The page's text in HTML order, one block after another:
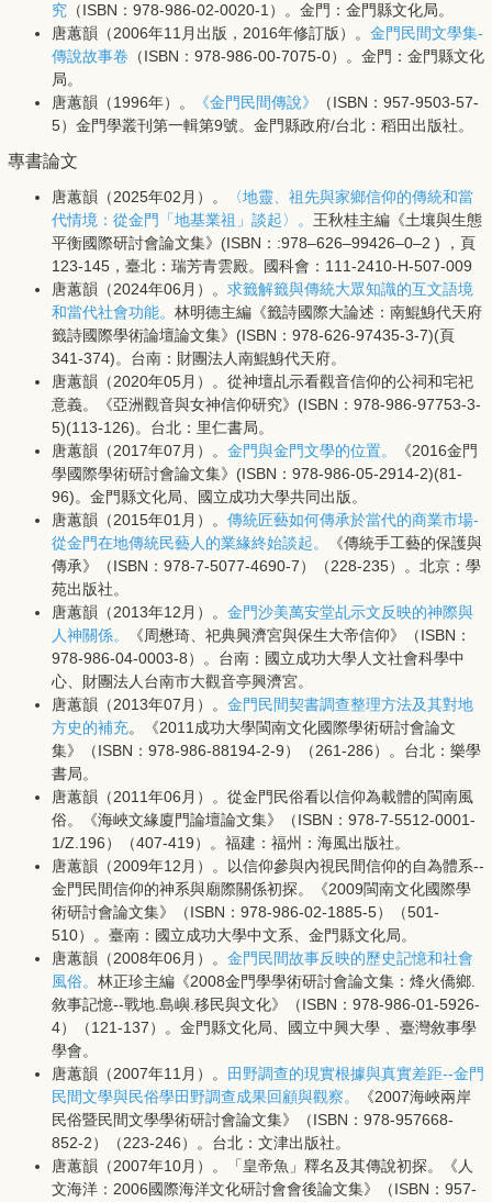
究 （ISBN：978-986-02-0020-1）。金門：金門縣文化局。
唐蕙韻（2006年11月出版，2016年修訂版）。 金門民間文學集-
傳說故事卷 （ISBN：978-986-00-7075-0）。金門：金門縣文化
局。
唐蕙韻（1996年）。
《金門民間傳說》
（ISBN：957-9503-57-
5）金門學叢刊第一輯第9號。金門縣政府/台北：稻田出版社。
專書論文
唐蕙韻（2025年02月）。
〈地靈、祖先與家鄉信仰的傳統和當
代情境：從金門「地基業祖」談起〉。 王秋桂主編《土壤與生態
平衡國際研討會論文集》(ISBN：:978–626–99426–0–2 ) ，頁
123-145，臺北：瑞芳青雲殿。國科會：111-2410-H-507-009
唐蕙韻（2024年06月）。 求籤解籤與傳統大眾知識的互文語境
和當代社會功能。 林明德主編 《籤詩國際大論述：南鯤鯓代天府
籤詩國際學術論壇論文集》(ISBN：978-626-97435-3-7)(頁
341-374)。台南：財團法人南鯤鯓代天府。
唐蕙韻（2020年05月）。從神壇乩示看觀音信仰的公祠和宅祀
意義。《亞洲觀音與女神信仰研究》(ISBN：978-986-97753-3-
5)(113-126)。台北：里仁書局。
唐蕙韻（2017年07月）。 金門與金門文學的位置。
《2016金門
學國際學術研討會論文集》(ISBN：978-986-05-2914-2)(81-
96)。金門縣文化局、國立成功大學共同出版。
唐蕙韻（2015年01月）。 傳統匠藝如何傳承於當代的商業市場-
從金門在地傳統民藝人的業緣終始談起。
《傳統手工藝的保護與
傳承》（ISBN：978-7-5077-4690-7）（228-235）。北京：學
苑出版社。
唐蕙韻（2013年12月）。 金門沙美萬安堂乩示文反映的神際與
人神關係。
《周懋琦、祀典興濟宮與保生大帝信仰》（ISBN：
978-986-04-0003-8）。台南：國立成功大學人文社會科學中
心、財團法人台南市大觀音亭興濟宮。
唐蕙韻（2013年07月）。 金門民間契書調查整理方法及其對地
方史的補充。《2011成功大學閩南文化國際學術研討會論文
集》（ISBN：978-986-88194-2-9）（261-286）。台北：樂學
書局。
唐蕙韻（2011年06月）。從金門民俗看以信仰為載體的閩南風
俗。《海峽文緣廈門論壇論文集》（ISBN：978-7-5512-0001-
1/Z.196）（407-419）。福建：福州：海風出版社。
唐蕙韻（2009年12月）。以信仰參與內視民間信仰的自為體系--
金門民間信仰的神系與廟際關係初探。《2009閩南文化國際學
術研討會論文集》（ISBN：978-986-02-1885-5）（501-
510）。臺南：國立成功大學中文系、金門縣文化局。
唐蕙韻（2008年06月）。 金門民間故事反映的歷史記憶和社會
風俗。 林正珍主編《2008金門學學術研討會論文集：烽火僑鄉.
敘事記憶--戰地.島嶼.移民與文化》（ISBN：978-986-01-5926-
4）（121-137）。金門縣文化局、國立中興大學 、臺灣敘事學
學會。
唐蕙韻（2007年11月）。
田野調查的現實根據與真實差距--金門
民間文學與民俗學田野調查成果回顧與觀察。
《2007海峽兩岸
民俗暨民間文學學術研討會論文集》（ISBN：978-957668-
852-2）（223-246）。台北：文津出版社。
唐蕙韻（2007年10月）。「皇帝魚」釋名及其傳說初探。《人
文海洋：2006國際海洋文化研討會會後論文集》（ISBN：957-